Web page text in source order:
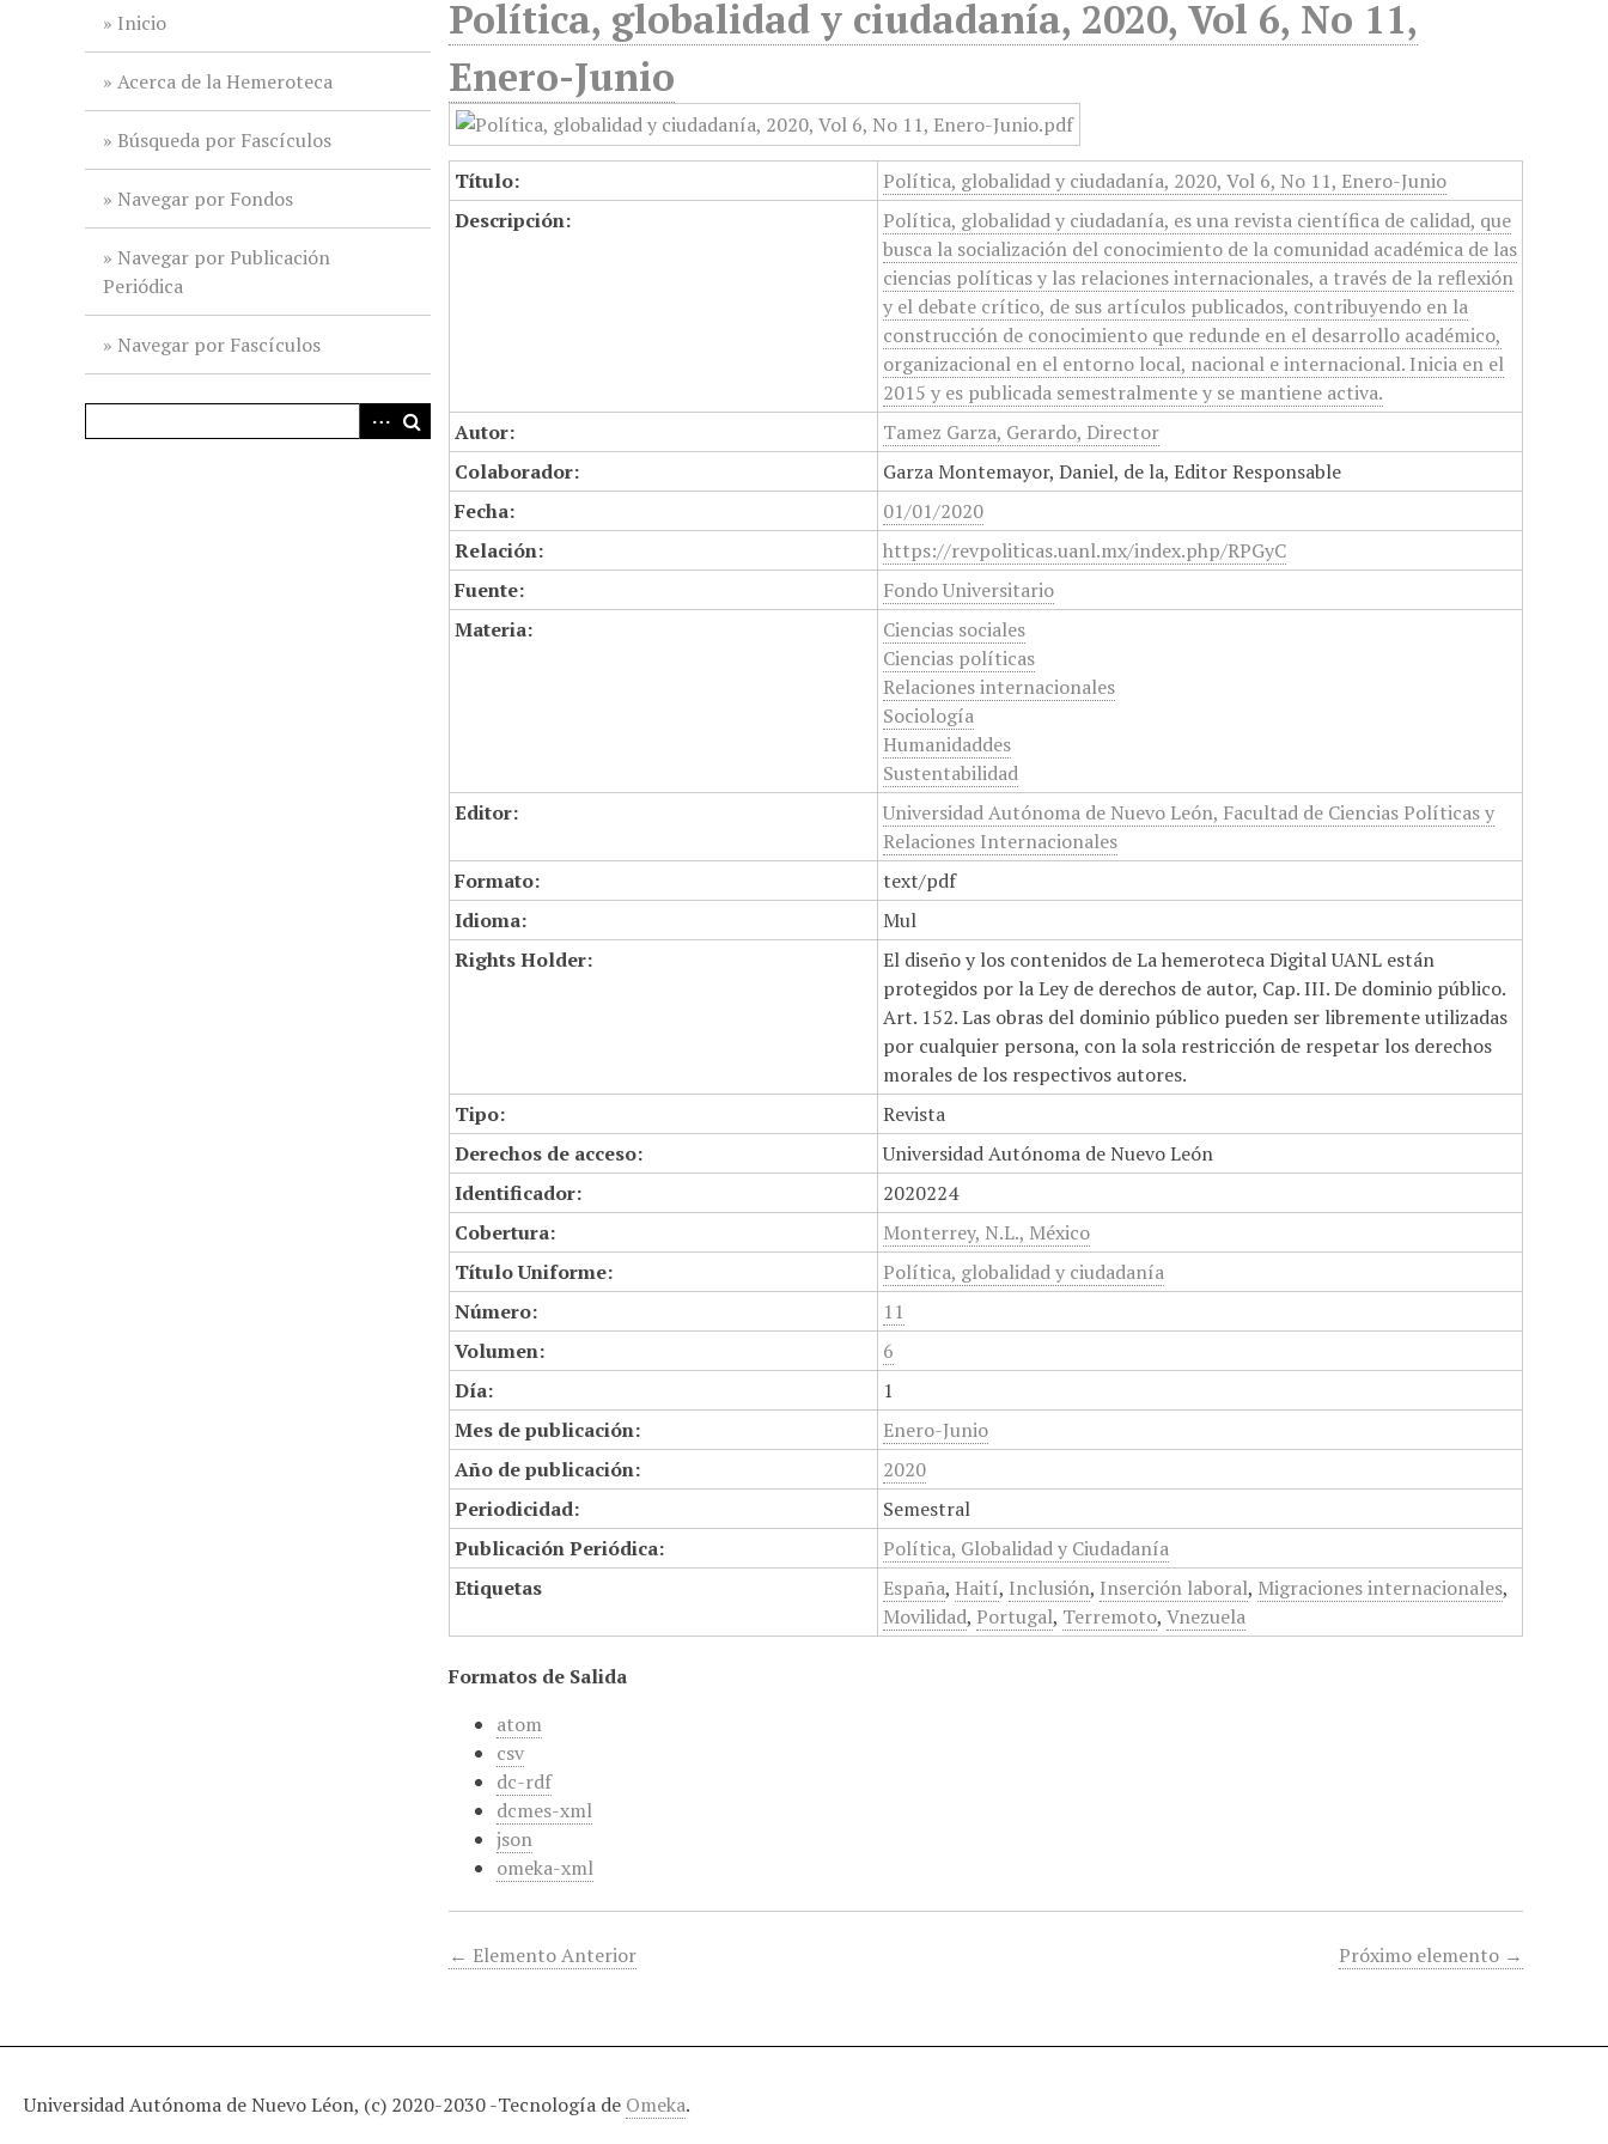
Inicio
Acerca de la Hemeroteca
Búsqueda por Fascículos
Navegar por Fondos
Navegar por Publicación
Periódica
Navegar por Fascículos
Política, globalidad y ciudadanía, 2020, Vol 6, No 11,
Enero-Junio
Título:
Política, globalidad y ciudadanía, 2020, Vol 6, No 11, Enero-Junio
Descripción:
Política, globalidad y ciudadanía, es una revista científica de calidad, que
busca la socialización del conocimiento de la comunidad académica de las
ciencias políticas y las relaciones internacionales, a través de la reflexión
y el debate crítico, de sus artículos publicados, contribuyendo en la
construcción de conocimiento que redunde en el desarrollo académico,
organizacional en el entorno local, nacional e internacional. Inicia en el
2015 y es publicada semestralmente y se mantiene activa.
Autor:
Tamez Garza, Gerardo, Director
Colaborador:
Garza Montemayor, Daniel, de la, Editor Responsable
Fecha:
01/01/2020
Relación:
https://revpoliticas.uanl.mx/index.php/RPGyC
Fuente:
Fondo Universitario
Materia:
Ciencias sociales
Ciencias políticas
Relaciones internacionales
Sociología
Humanidaddes
Sustentabilidad
Editor:
Universidad Autónoma de Nuevo León, Facultad de Ciencias Políticas y
Relaciones Internacionales
Formato:
text/pdf
Idioma:
Mul
Rights Holder:
El diseño y los contenidos de La hemeroteca Digital UANL están
protegidos por la Ley de derechos de autor, Cap. III. De dominio público.
Art. 152. Las obras del dominio público pueden ser libremente utilizadas
por cualquier persona, con la sola restricción de respetar los derechos
morales de los respectivos autores.
Tipo:
Revista
Derechos de acceso:
Universidad Autónoma de Nuevo León
Identificador:
2020224
Cobertura:
Monterrey, N.L., México
Título Uniforme:
Política, globalidad y ciudadanía
Número:
11
Volumen:
6
Día:
1
Mes de publicación:
Enero-Junio
Año de publicación:
2020
Periodicidad:
Semestral
Publicación Periódica:
Política, Globalidad y Ciudadanía
Etiquetas
España, Haití, Inclusión, Inserción laboral, Migraciones internacionales,
Movilidad, Portugal, Terremoto,Vnezuela
Formatos de Salida
atom
csv
dc-rdf
dcmes-xml
json
omeka-xml
← Elemento Anterior Próximo elemento →
Universidad Autónoma de Nuevo Léon, (c) 2020-2030 -Tecnología de Omeka.